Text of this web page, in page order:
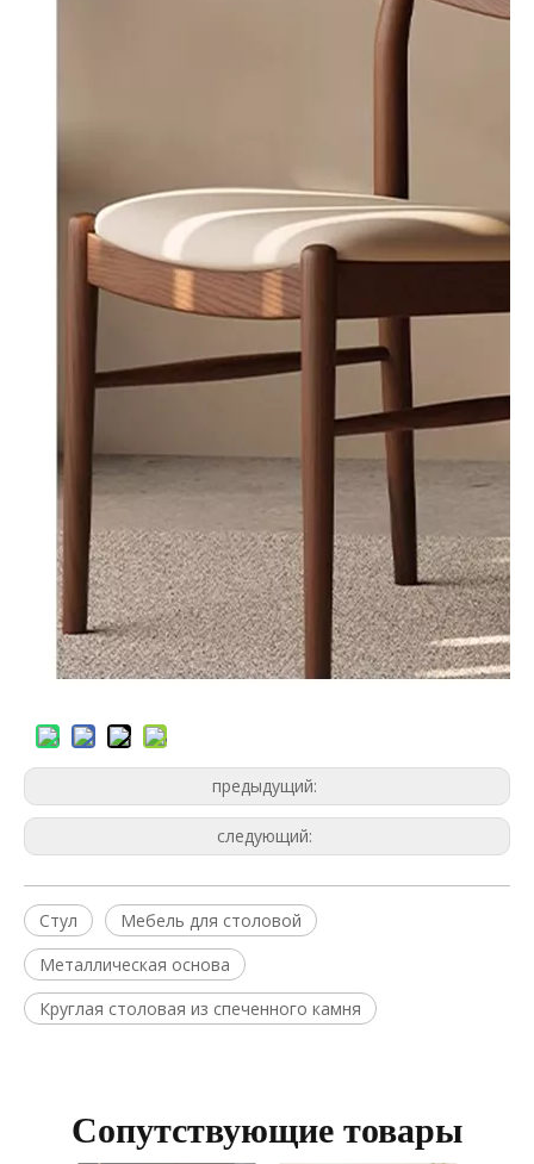
предыдущий:
следующий:
Стул
Мебель для столовой
Металлическая основа
Круглая столовая из спеченного камня
Сопутствующие товары